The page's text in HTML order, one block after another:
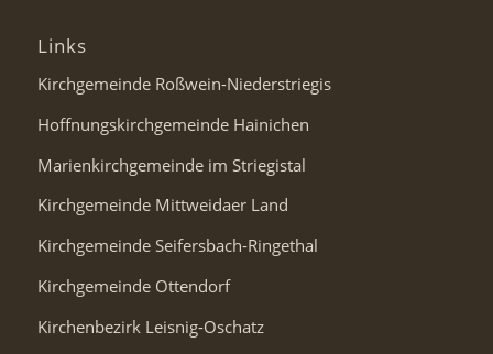
Links
Kirchgemeinde Roßwein-Niederstriegis
Hoffnungskirchgemeinde Hainichen
Marienkirchgemeinde im Striegistal
Kirchgemeinde Mittweidaer Land
Kirchgemeinde Seifersbach-Ringethal
Kirchgemeinde Ottendorf
Kirchenbezirk Leisnig-Oschatz